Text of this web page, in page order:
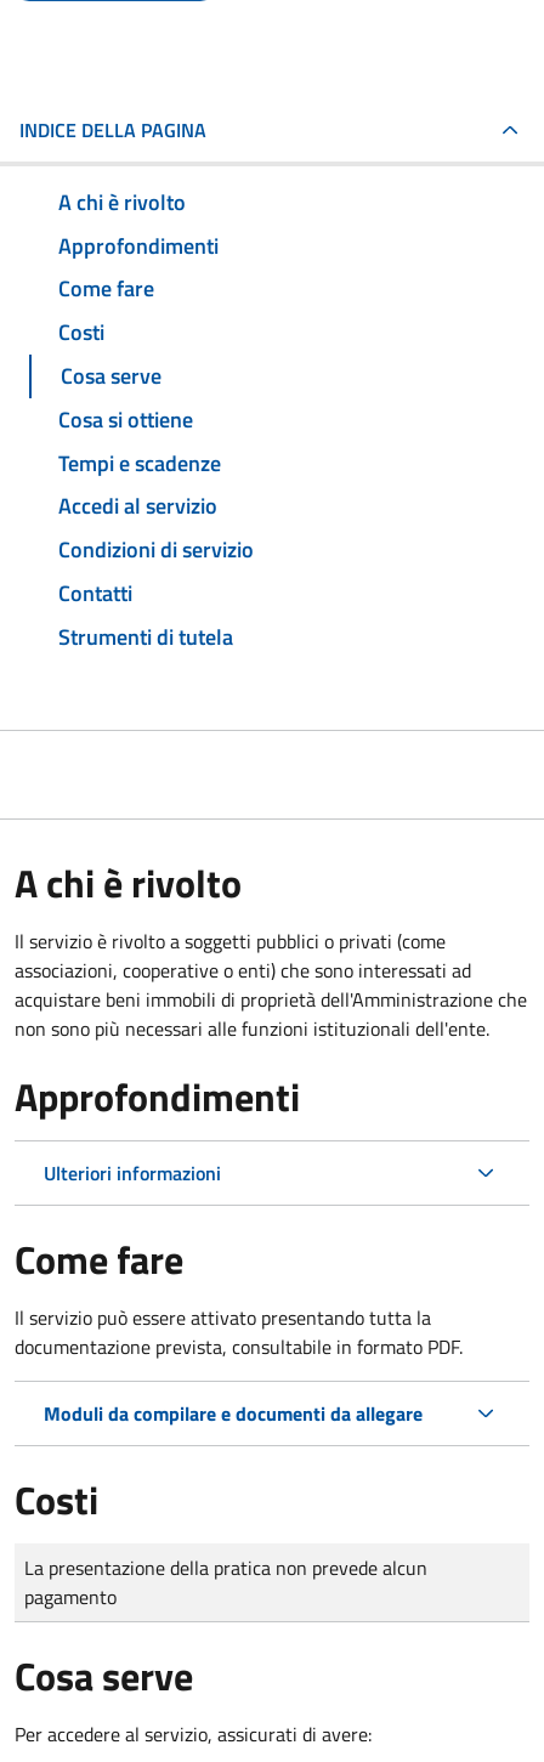
INDICE DELLA PAGINA
A chi è rivolto
Approfondimenti
Come fare
Costi
Cosa serve
Cosa si ottiene
Tempi e scadenze
Accedi al servizio
Condizioni di servizio
Contatti
Strumenti di tutela
A chi è rivolto
Il servizio è rivolto a soggetti pubblici o privati (come
associazioni, cooperative o enti) che sono interessati ad
acquistare beni immobili di proprietà dell'Amministrazione che
non sono più necessari alle funzioni istituzionali dell'ente.
Approfondimenti
Ulteriori informazioni
Come fare
Il servizio può essere attivato presentando tutta la
documentazione prevista, consultabile in formato PDF.
Moduli da compilare e documenti da allegare
Costi
Tipo di pagamento
Importo
La presentazione della pratica non prevede alcun
pagamento
Cosa serve
Per accedere al servizio, assicurati di avere: